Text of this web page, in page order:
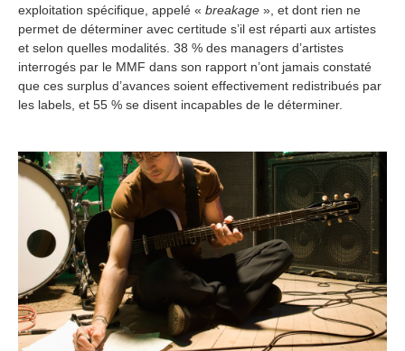
exploitation spécifique, appelé « breakage », et dont rien ne
permet de déterminer avec certitude s’il est réparti aux artistes
et selon quelles modalités. 38 % des managers d’artistes
interrogés par le MMF dans son rapport n’ont jamais constaté
que ces surplus d’avances soient effectivement redistribués par
les labels, et 55 % se disent incapables de le déterminer.